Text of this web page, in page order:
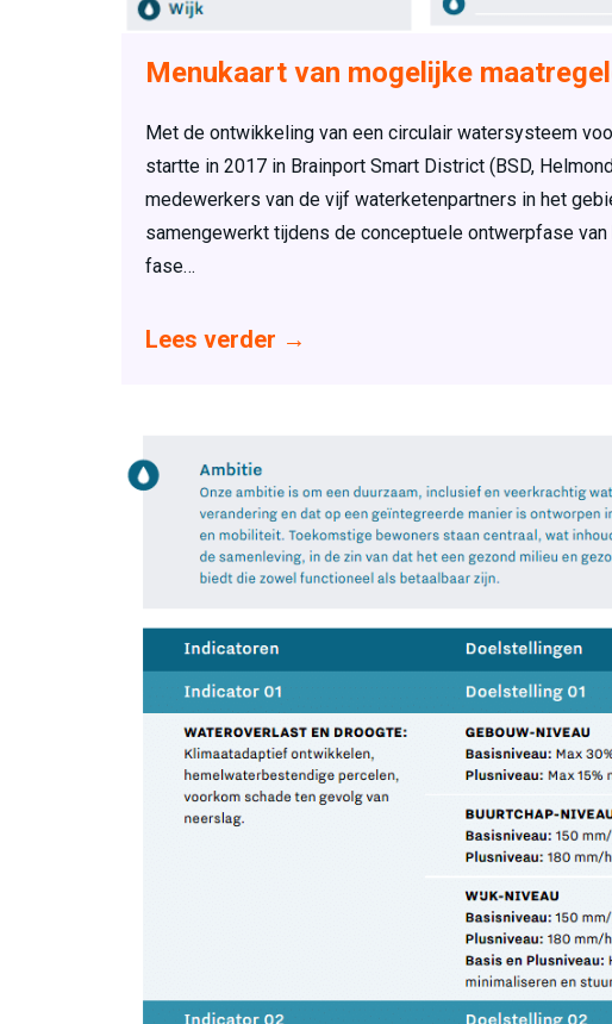
Menukaart van mogelijke
Met de ontwikkeling van een circulair watersysteem
startte in 2017 in Brainport Smart District (BSD,
medewerkers van de vijf waterketenpartners in het
samengewerkt tijdens de conceptuele ontwerpfase
fase…
Lees verder →